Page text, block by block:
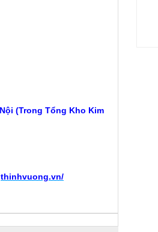
(Trong Tổng Kho Kim